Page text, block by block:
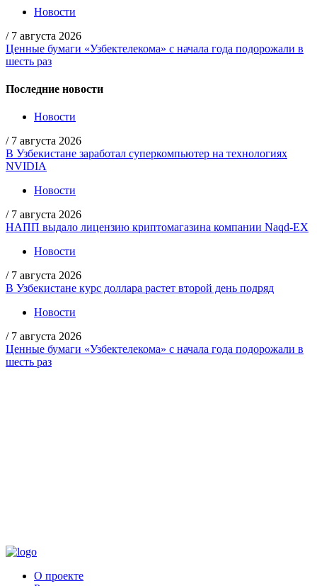
Новости
/ 7 августа 2026
Ценные бумаги «Узбектелекома» с начала года подорожали в
шесть раз
Последние новости
Новости
/ 7 августа 2026
В Узбекистане заработал суперкомпьютер на технологиях
NVIDIA
Новости
/ 7 августа 2026
НАПП выдало лицензию криптомагазина компании Naqd-EX
Новости
/ 7 августа 2026
В Узбекистане курс доллара растет второй день подряд
Новости
/ 7 августа 2026
Ценные бумаги «Узбектелекома» с начала года подорожали в
шесть раз
О проекте